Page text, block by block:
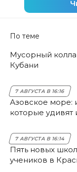
По теме
Мусорный
Кубани
7 АВГУСТА В 16:16
Азовское море:
которые удивят
7 АВГУСТА В 16:14
Пять новых
учеников в